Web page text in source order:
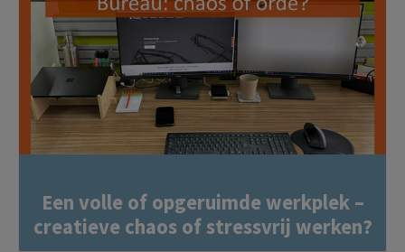
Een volle of opgeruimde werkplek –
creatieve chaos of stressvrij werken?